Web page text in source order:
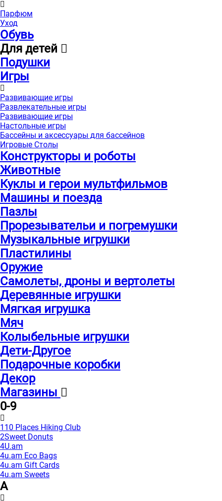
Парфюм
Уход
Обувь
Для детей
Подушки
Игры
Развивающие игры
Развлекательные игры
Развивающие игры
Настольные игры
Бассейны и аксессуары для бассейнов
Игровые Столы
Конструкторы и роботы
Животные
Куклы и герои мультфильмов
Машины и поезда
Пазлы
Прорезывательи и погремушки
Музыкальные игрушки
Пластилины
Оружие
Самолеты, дроны и вертолеты
Деревянные игрушки
Мягкая игрушка
Мяч
Колыбельные игрушки
Дети-Другое
Подарочные коробки
Декор
Магазины
0-9
110 Places Hiking Club
2Sweet Donuts
4U.am
4u.am Eco Bags
4u.am Gift Cards
4u.am Sweets
A